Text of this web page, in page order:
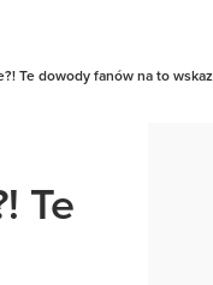
Te dowody fanów na to
Te